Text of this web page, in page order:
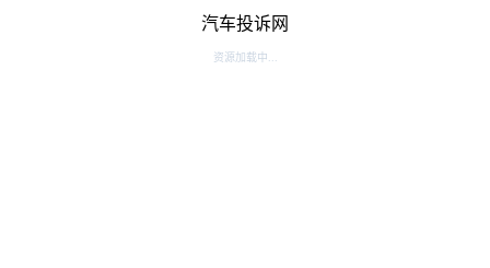
汽车投诉网
资源加载中...